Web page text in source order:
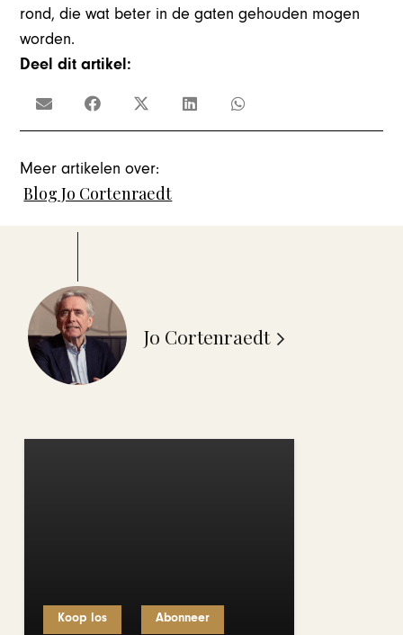
rond, die wat beter in de gaten gehouden mogen
worden.
Deel dit artikel:
Meer artikelen over:
Blog Jo Cortenraedt
Jo Cortenraedt
Koop los Abonneer